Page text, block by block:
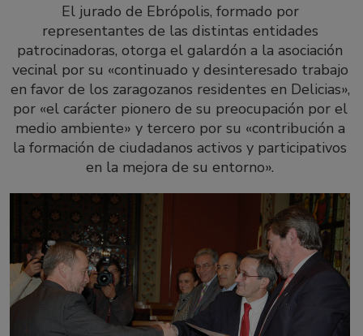
El jurado de Ebrópolis, formado por
representantes de las distintas entidades
patrocinadoras, otorga el galardón a la asociación
vecinal por su «continuado y desinteresado trabajo
en favor de los zaragozanos residentes en Delicias»,
por «el carácter pionero de su preocupación por el
medio ambiente» y tercero por su «contribución a
la formación de ciudadanos activos y participativos
en la mejora de su entorno».